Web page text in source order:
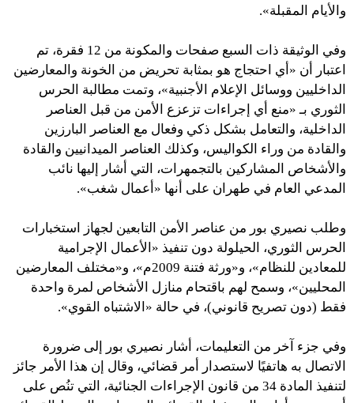
والأيام المقبلة».
وفي الوثيقة ذات السبع صفحات والمكونة من 12 فقرة، تم
اعتبار أن «أي احتجاج هو بمثابة تحريض من الخونة والمعارضين
الداخليين ووسائل الإعلام الأجنبية»، وتمت مطالبة الحرس
الثوري بـ «منع أي إجراءات تزعزع الأمن من قبل العناصر
الداخلية، والتعامل بشكل ذكي وفعال مع العناصر البارزين
والقادة من وراء الكواليس، وكذلك العناصر الميدانيين والقادة
والأشخاص المشاركين بالتجمهرات، التي أشار إليها نائب
المدعي العام في طهران على أنها «أعمال شغب».
وطلب نصيري بور من عناصر الأمن التابعين لجهاز استخبارات
الحرس الثوري، الحيلولة دون تنفيذ «الأعمال الإجرامية
للمعادين للنظام»، و«ورثة فتنة 2009م»، و«مختلف المعارضين
المحليين»، وسمح لهم باقتحام منازل الأشخاص لمرة واحدة
فقط (دون تصريح قانوني)، في حالة «الاشتباه القوي».
وفي جزء آخر من التعليمات، أشار نصيري بور إلى ضرورة
الاتصال به هاتفيًا لاستصدار أمر قضائي، وقال إن هذا الأمر جائز
لتنفيذ المادة 34 من قانون الإجراءات الجنائية، التي تنُص على